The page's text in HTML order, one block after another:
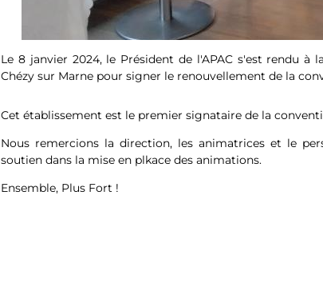
Le 8 janvier 2024, le Président de l'APAC s'est rendu
Chézy sur Marne pour signer le renouvellement de la
Cet établissement est le premier signataire de la
Nous remercions la direction, les animatrices et le
soutien dans la mise en plkace des animations.
Ensemble, Plus Fort !